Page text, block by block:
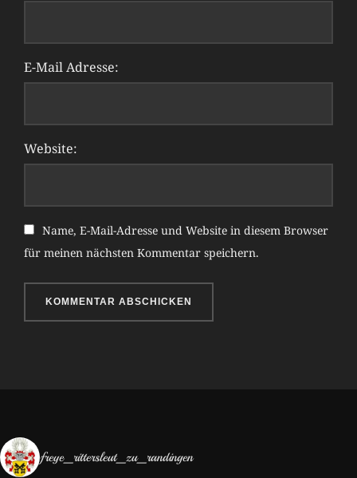
E-Mail Adresse:
Website:
Name, E-Mail-Adresse und Website in diesem Browser
für meinen nächsten Kommentar speichern.
freye_rittersleut_zu_randingen